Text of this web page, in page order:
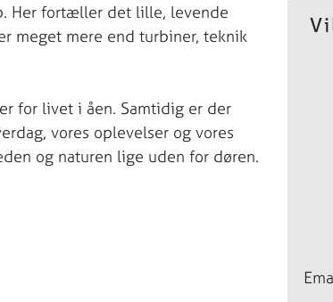
Her fortæller det lille, levende
meget mere end turbiner, teknik
for livet i åen. Samtidig er der
vores oplevelser og vores
og naturen lige uden for døren.